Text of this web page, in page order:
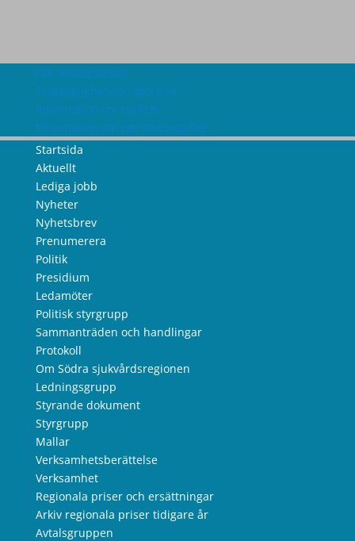
Om webbplatsen
Tillgänglighetsredogörelse
Information om cookies
Information om personuppgifter
Startsida
Aktuellt
Lediga jobb
Nyheter
Nyhetsbrev
Prenumerera
Politik
Presidium
Ledamöter
Politisk styrgrupp
Sammanträden och handlingar
Protokoll
Om Södra sjukvårdsregionen
Ledningsgrupp
Styrande dokument
Styrgrupp
Mallar
Verksamhetsberättelse
Verksamhet
Regionala priser och ersättningar
Arkiv regionala priser tidigare år
Avtalsgruppen